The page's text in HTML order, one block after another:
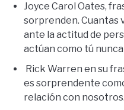
Joyce Carol Oates,
sorprenden. Cuantas
ante la actitud de
actúan como tú
Rick Warren en su
es sorprendente
relación con nosotros.